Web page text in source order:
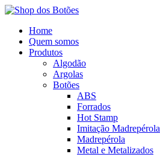
Home
Quem somos
Produtos
Algodão
Argolas
Botões
ABS
Forrados
Hot Stamp
Imitação Madrepérola
Madrepérola
Metal e Metalizados